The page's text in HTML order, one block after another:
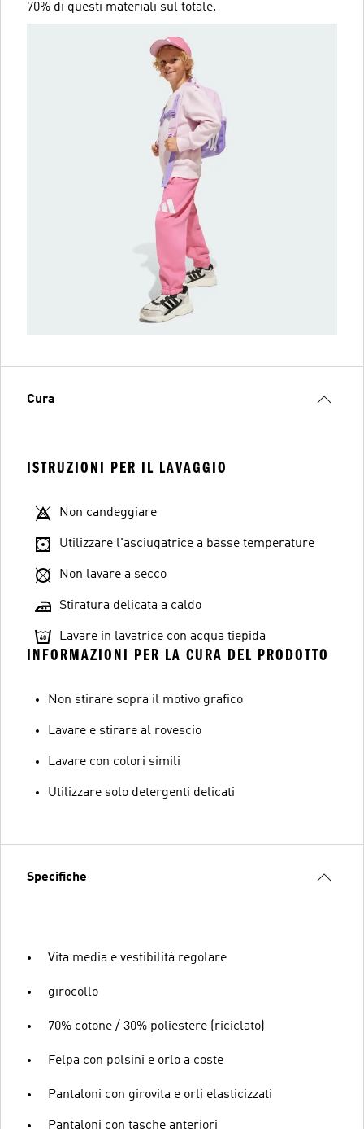
70% di questi materiali sul totale.
Cura
ISTRUZIONI PER IL LAVAGGIO
Non candeggiare
Utilizzare l'asciugatrice a basse temperature
Non lavare a secco
Stiratura delicata a caldo
Lavare in lavatrice con acqua tiepida
INFORMAZIONI PER LA CURA DEL PRODOTTO
Non stirare sopra il motivo grafico
Lavare e stirare al rovescio
Lavare con colori simili
Utilizzare solo detergenti delicati
Specifiche
Vita media e vestibilità regolare
girocollo
70% cotone / 30% poliestere (riciclato)
Felpa con polsini e orlo a coste
Pantaloni con girovita e orli elasticizzati
Pantaloni con tasche anteriori